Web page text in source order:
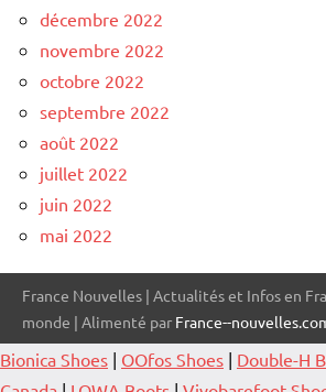
décembre 2022
novembre 2022
octobre 2022
septembre 2022
août 2022
juillet 2022
juin 2022
mai 2022
France Nouvelles | Actualités et Infos en
monde | Alimenté par France--
Bionica Shoes | OOfos Shoes | Double-H